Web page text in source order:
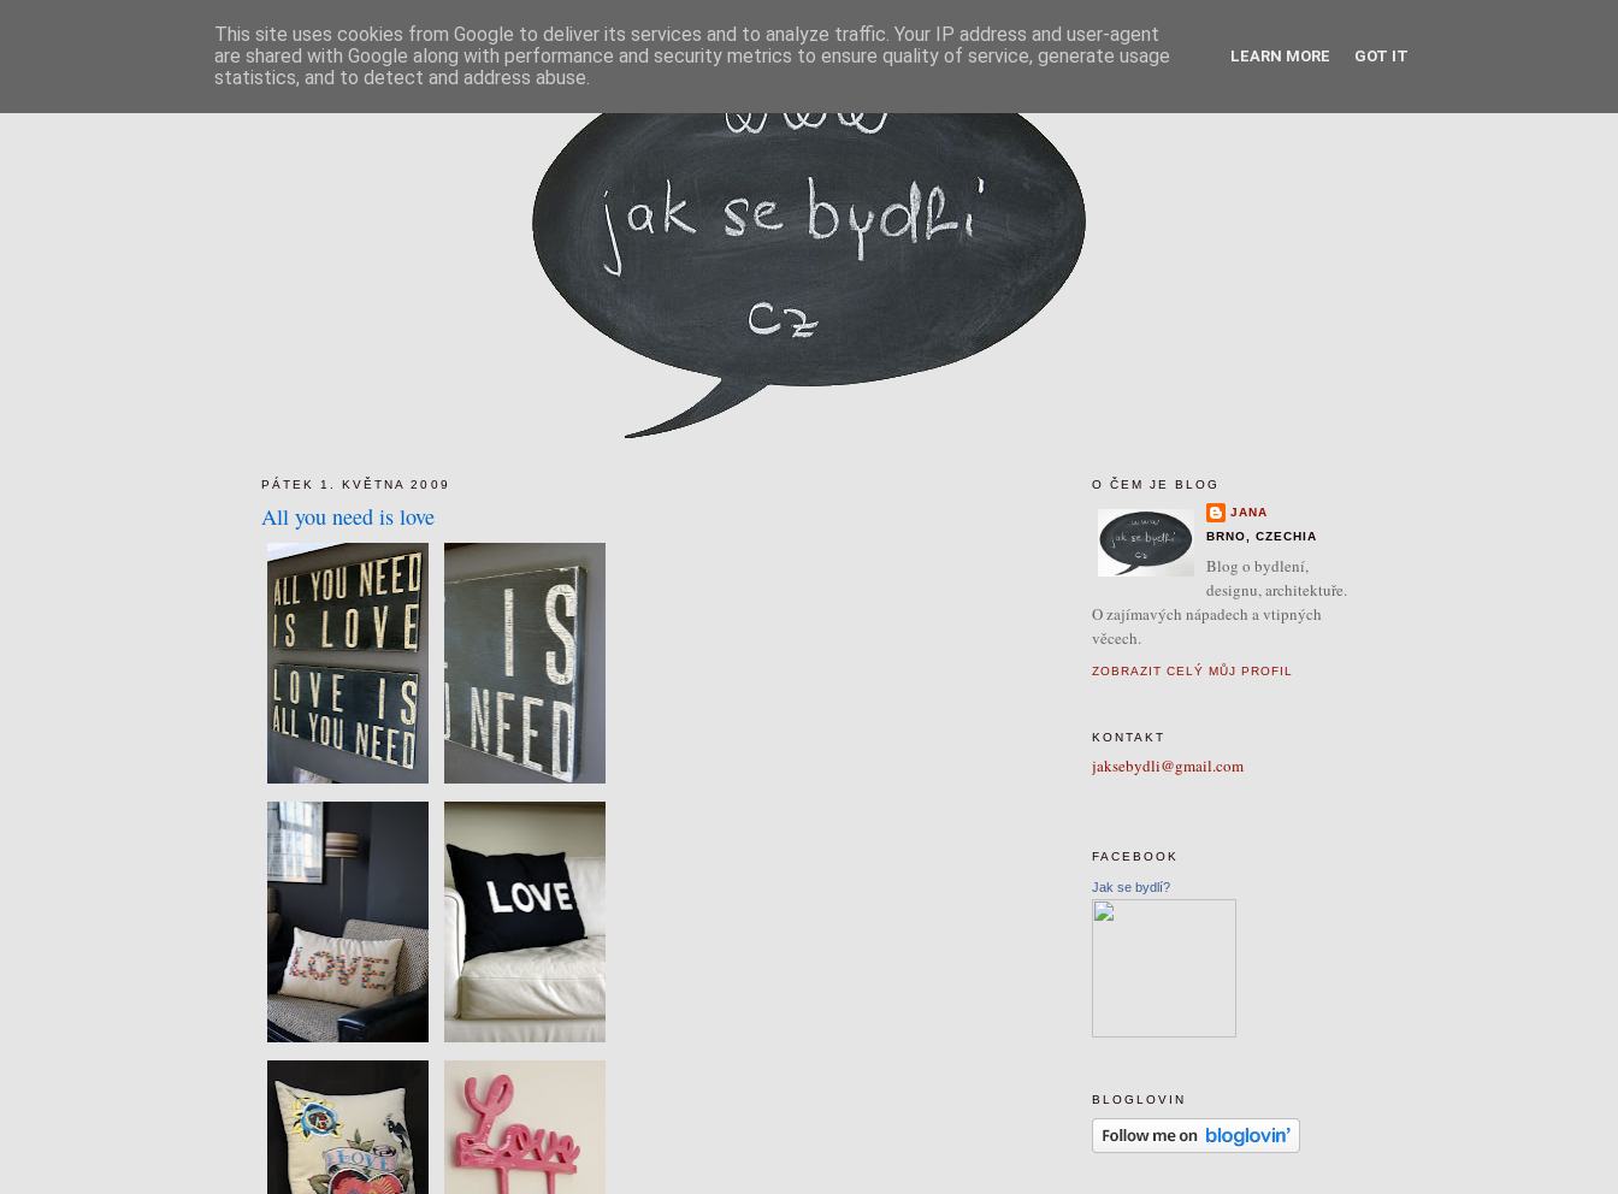
PÁTEK 1. KVĚTNA 2009
All you need is love
O ČEM JE BLOG
JANA
BRNO, CZECHIA
Blog o bydlení,
designu, architektuře.
O zajímavých nápadech a vtipných
věcech.
ZOBRAZIT CELÝ MŮJ PROFIL
KONTAKT
jaksebydli@gmail.com
FACEBOOK
Jak se bydlí?
BLOGLOVIN
This site uses cookies from Google to deliver its services and to analyze traffic. Your IP address and user-agent
are shared with Google along with performance and security metrics to ensure quality of service, generate usage
statistics, and to detect and address abuse.
LEARN MORE GOT IT